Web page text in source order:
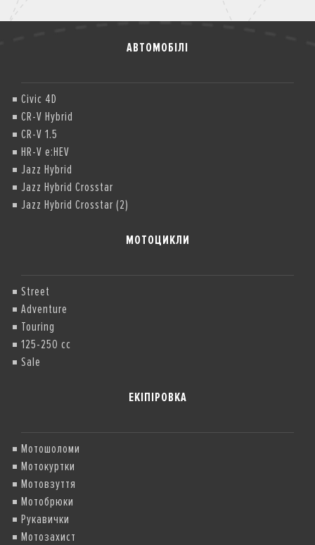
АВТОМОБІЛІ
Civic 4D
CR-V Hybrid
CR-V 1.5
HR-V e:HEV
Jazz Hybrid
Jazz Hybrid Crosstar
Jazz Hybrid Crosstar (2)
МОТОЦИКЛИ
Street
Adventure
Touring
125-250 cc
Sale
ЕКІПІРОВКА
Мотошоломи
Мотокуртки
Мотовзуття
Мотобрюки
Рукавички
Мотозахист